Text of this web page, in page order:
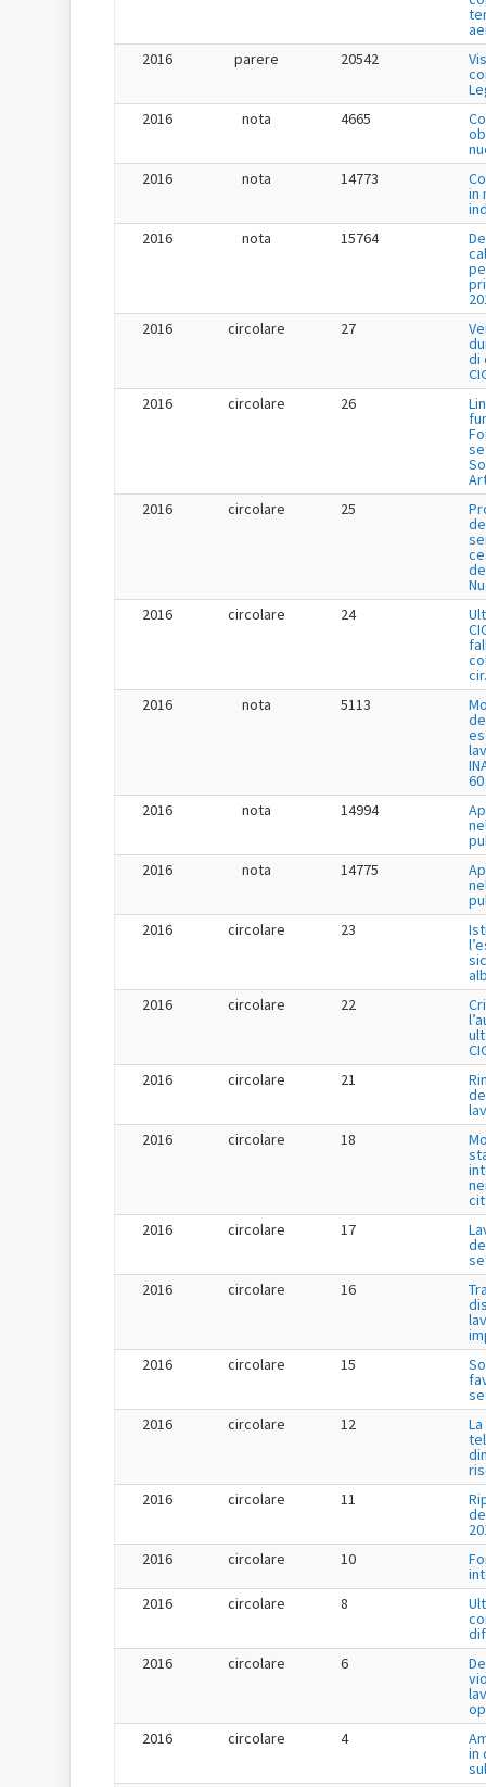
2016
parere 20542
2016
nota 4665
2016
nota 14773
in
2016
nota 15764
2016
circolare 27
di
2016
circolare 26
2016
circolare 25
2016
circolare 24
2016
nota 5113
2016
nota 14994
2016
nota 14775
2016
circolare 23
2016
circolare 22
2016
circolare 21
2016
circolare 18
2016
circolare 17
2016
circolare 16
2016
circolare 15
2016
circolare 12
2016
circolare 11
2016
circolare 10
2016
circolare 8
2016
circolare 6
2016
circolare 4
in